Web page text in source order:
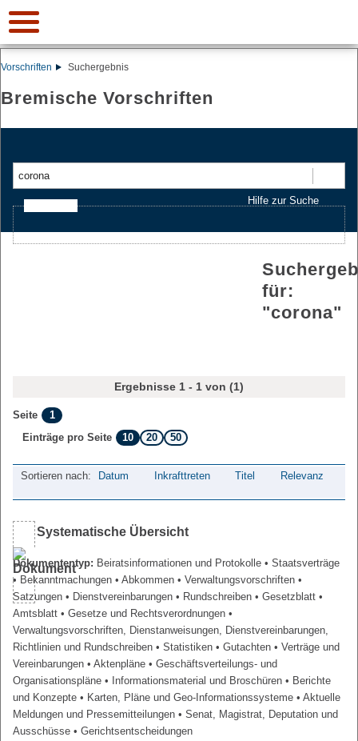
Vorschriften Suchergebnis
Bremische Vorschriften
Hilfe zur Suche
für:
"corona"
Ergebnisse 1 - 1 von (1)
Seite
1
Einträge pro Seite
10 20 50
Sortieren nach: Datum Inkrafttreten Titel Relevanz
Systematische Übersicht
Dokumententyp: Beiratsinformationen und Protokolle • Staatsverträge
• Bekanntmachungen • Abkommen • Verwaltungsvorschriften •
Satzungen • Dienstvereinbarungen • Rundschreiben • Gesetzblatt •
Amtsblatt • Gesetze und Rechtsverordnungen •
Verwaltungsvorschriften, Dienstanweisungen, Dienstvereinbarungen,
Richtlinien und Rundschreiben • Statistiken • Gutachten • Verträge und
Vereinbarungen • Aktenpläne • Geschäftsverteilungs- und
Organisationspläne • Informationsmaterial und Broschüren • Berichte
und Konzepte • Karten, Pläne und Geo-Informationssysteme • Aktuelle
Meldungen und Pressemitteilungen • Senat, Magistrat, Deputation und
Ausschüsse • Gerichtsentscheidungen